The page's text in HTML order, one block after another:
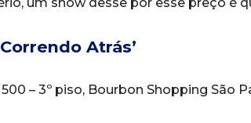
Atrás’
– 3º piso, Bourbon Shopping São